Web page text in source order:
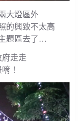
大燈區外
的興致不太高
題區去了…
走走
！